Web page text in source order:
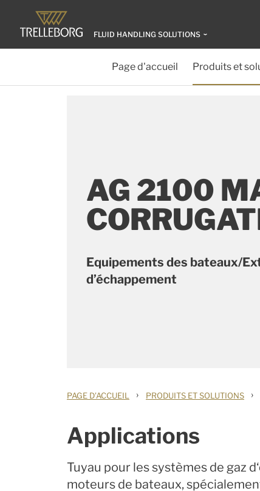
FLUID HANDLING SOLUTIONS
Page d'accueil Produits et
AG 2100
Equipements des bateaux/
d’échappement
PAGE D'ACCUEIL › PRODUITS ET SOLUTIONS ›
Applications
Tuyau pour les systèmes de gaz
moteurs de bateaux,